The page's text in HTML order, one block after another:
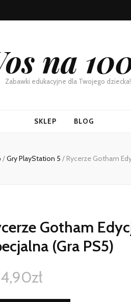
na
Zabawki edukacyjne dla Twojego dziecka!
SKLEP BLOG
/Gry PlayStation 5 / Rycerze Gotham
Gotham
(Gra PS5)
zł